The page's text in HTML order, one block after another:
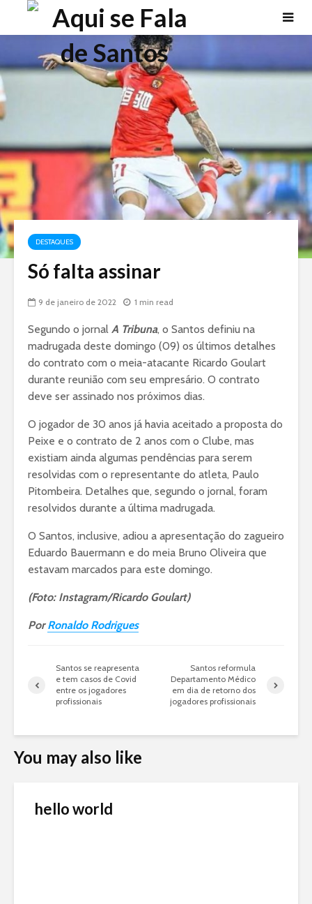
DESTAQUES
Só falta assinar
9 de janeiro de 2022 1 min read
Segundo o jornal A Tribuna, o Santos definiu na
madrugada deste domingo (09) os últimos detalhes
do contrato com o meia-atacante Ricardo Goulart
durante reunião com seu empresário. O contrato
deve ser assinado nos próximos dias.
O jogador de 30 anos já havia aceitado a proposta do
Peixe e o contrato de 2 anos com o Clube, mas
existiam ainda algumas pendências para serem
resolvidas com o representante do atleta, Paulo
Pitombeira. Detalhes que, segundo o jornal, foram
resolvidos durante a última madrugada.
O Santos, inclusive, adiou a apresentação do zagueiro
Eduardo Bauermann e do meia Bruno Oliveira que
estavam marcados para este domingo.
(Foto: Instagram/Ricardo Goulart)
PorRonaldo Rodrigues
Santos se reapresenta
e tem casos de Covid
entre os jogadores
profissionais
Santos reformula
Departamento Médico
em dia de retorno dos
jogadores profissionais
You may also like
hello world